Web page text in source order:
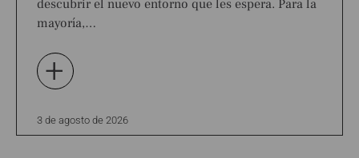
descubrir el nuevo entorno que les espera. Para la
mayoría,…
+
3 de agosto de 2026